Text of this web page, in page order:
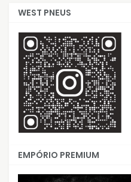
WEST PNEUS
EMPÓRIO PREMIUM